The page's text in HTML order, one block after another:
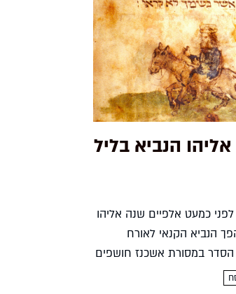
הנביא בליל
כמעט אלפיים שנה אליהו
הנביא הקנאי לאורח
הסדר במסורת אשכנז חושפים
הבסיסי של...